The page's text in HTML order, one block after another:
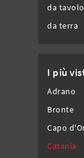
da tavolo
da terra
I più
Adrano
Bronte
Capo
Catania